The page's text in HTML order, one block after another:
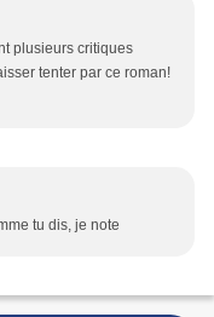
plusieurs critiques
tenter par ce roman!
tu dis, je note